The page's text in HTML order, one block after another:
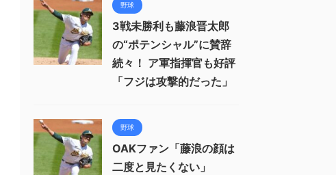
野球
3戦未勝利も藤浪晋太郎
の“ポテンシャル”に賛辞
続々！ ア軍指揮官も好評
「フジは攻撃的だった」
野球
OAKファン「藤浪の顔は
二度と見たくない」